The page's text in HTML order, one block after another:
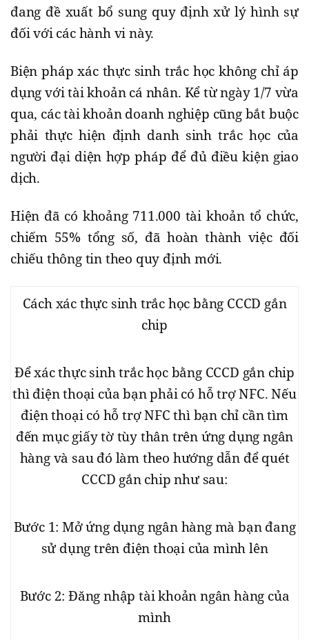
đang đề xuất bổ sung quy định xử lý hình sự
đối với các hành vi này.
Biện pháp xác thực sinh trắc học không chỉ áp
dụng với tài khoản cá nhân. Kể từ ngày 1/7 vừa
qua, các tài khoản doanh nghiệp cũng bắt buộc
phải thực hiện định danh sinh trắc học của
người đại diện hợp pháp để đủ điều kiện giao
dịch.
Hiện đã có khoảng 711.000 tài khoản tổ chức,
chiếm 55% tổng số, đã hoàn thành việc đối
chiếu thông tin theo quy định mới.
Cách xác thực sinh trắc học bằng CCCD gắn
chip
Để xác thực sinh trắc học bằng CCCD gắn chip
thì điện thoại của bạn phải có hỗ trợ NFC. Nếu
điện thoại có hỗ trợ NFC thì bạn chỉ cần tìm
đến mục giấy tờ tùy thân trên ứng dụng ngân
hàng và sau đó làm theo hướng dẫn để quét
CCCD gắn chip như sau:
Bước 1: Mở ứng dụng ngân hàng mà bạn đang
sử dụng trên điện thoại của mình lên
Bước 2: Đăng nhập tài khoản ngân hàng của
mình